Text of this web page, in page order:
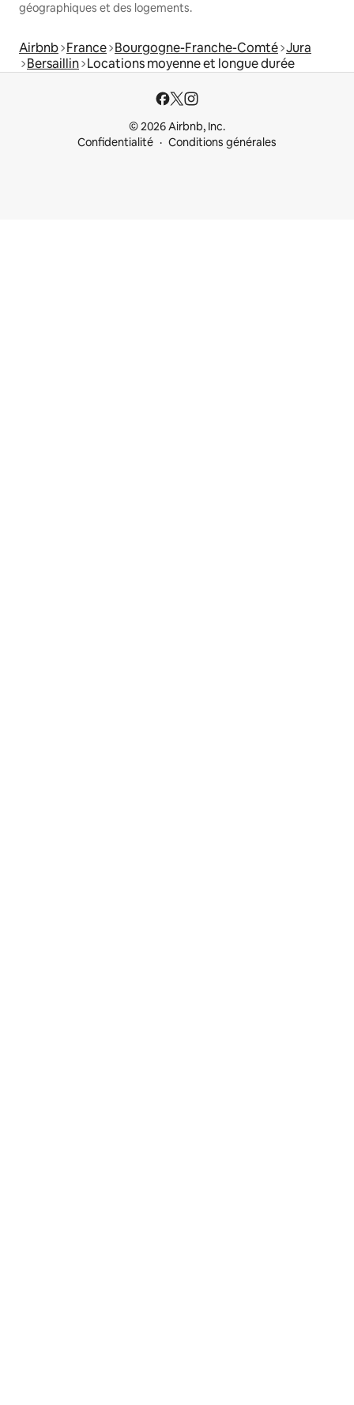
géographiques et des logements.
Airbnb France Bourgogne-Franche-Comté Jura
Bersaillin Locations moyenne et longue durée
© 2026 Airbnb, Inc.
Confidentialité
Conditions générales